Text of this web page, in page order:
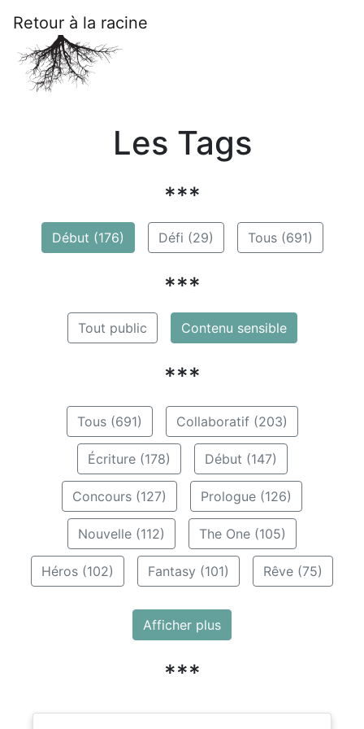
Retour à la racine
Les Tags
***
Début (176) Défi (29) Tous (691)
***
Tout public Contenu sensible
***
Tous (691) Collaboratif (203)
Écriture (178) Début (147)
Concours (127) Prologue (126)
Nouvelle (112) The One (105)
Héros (102) Fantasy (101) Rêve (75)
Afficher plus
***